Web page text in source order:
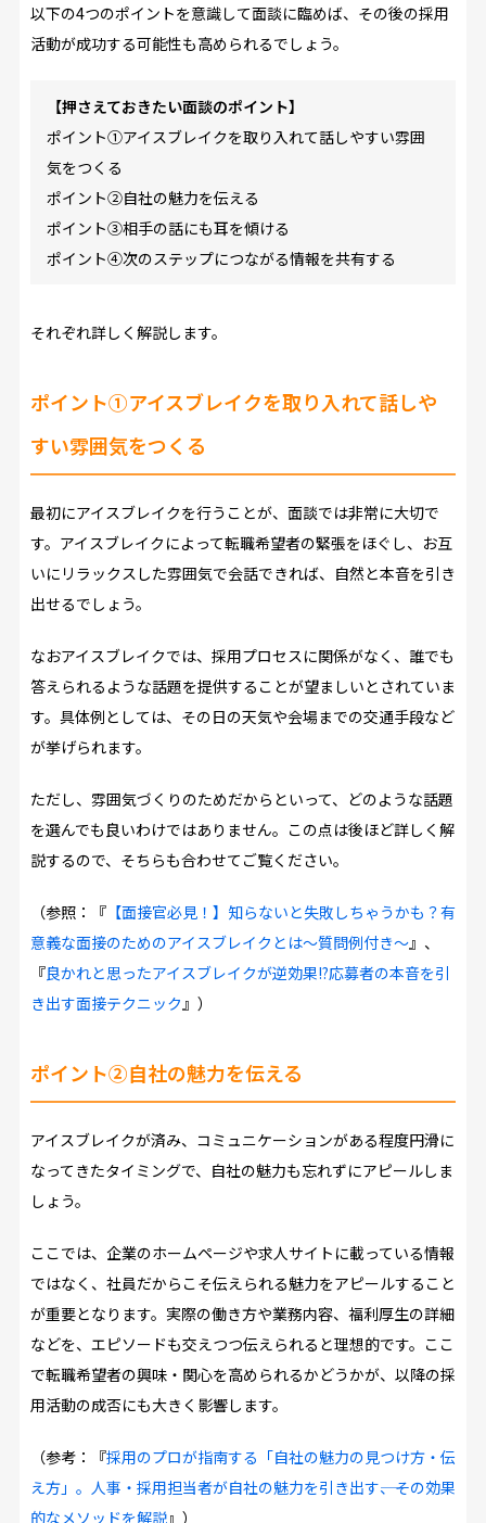
以下の4つのポイントを意識して面談に臨めば、その後の採用
活動が成功する可能性も高められるでしょう。
【押さえておきたい面談のポイント】
ポイント①アイスブレイクを取り入れて話しやすい雰囲
気をつくる
ポイント②自社の魅力を伝える
ポイント③相手の話にも耳を傾ける
ポイント④次のステップにつながる情報を共有する
それぞれ詳しく解説します。
ポイント①アイスブレイクを取り入れて話しや
すい雰囲気をつくる
最初にアイスブレイクを行うことが、面談では非常に大切で
す。アイスブレイクによって転職希望者の緊張をほぐし、お互
いにリラックスした雰囲気で会話できれば、自然と本音を引き
出せるでしょう。
なおアイスブレイクでは、採用プロセスに関係がなく、誰でも
答えられるような話題を提供することが望ましいとされていま
す。具体例としては、その日の天気や会場までの交通手段など
が挙げられます。
ただし、雰囲気づくりのためだからといって、どのような話題
を選んでも良いわけではありません。この点は後ほど詳しく解
説するので、そちらも合わせてご覧ください。
（参照：『【面接官必見！】知らないと失敗しちゃうかも？有
意義な面接のためのアイスブレイクとは～質問例付き～』、
『良かれと思ったアイスブレイクが逆効果!?応募者の本音を引
き出す面接テクニック』）
ポイント②自社の魅力を伝える
アイスブレイクが済み、コミュニケーションがある程度円滑に
なってきたタイミングで、自社の魅力も忘れずにアピールしま
しょう。
ここでは、企業のホームページや求人サイトに載っている情報
ではなく、社員だからこそ伝えられる魅力をアピールすること
が重要となります。実際の働き方や業務内容、福利厚生の詳細
などを、エピソードも交えつつ伝えられると理想的です。ここ
で転職希望者の興味・関心を高められるかどうかが、以降の採
用活動の成否にも大きく影響します。
（参考：『採用のプロが指南する「自社の魅力の見つけ方・伝
え方」。人事・採用担当者が自社の魅力を引き出す――、その効果
的なメソッドを解説』）